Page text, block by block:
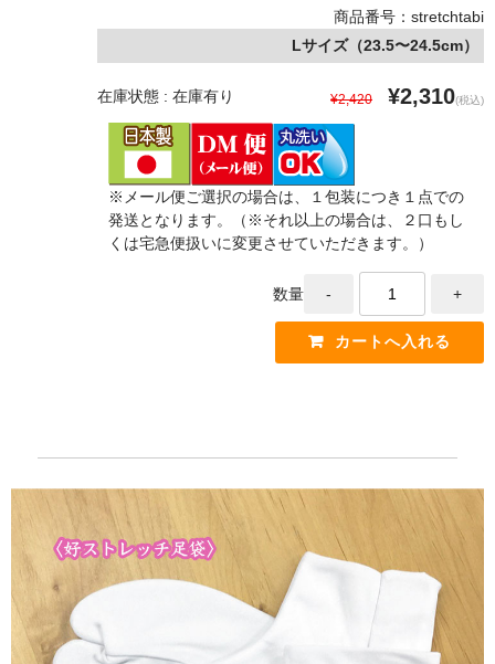
商品番号：stretchtabi
Lサイズ（23.5〜24.5cm）
在庫状態 : 在庫有り ¥2,420 ¥2,310(税込)
※メール便ご選択の場合は、１包装につき１点での
発送となります。（※それ以上の場合は、２口もし
くは宅急便扱いに変更させていただきます。）
数量